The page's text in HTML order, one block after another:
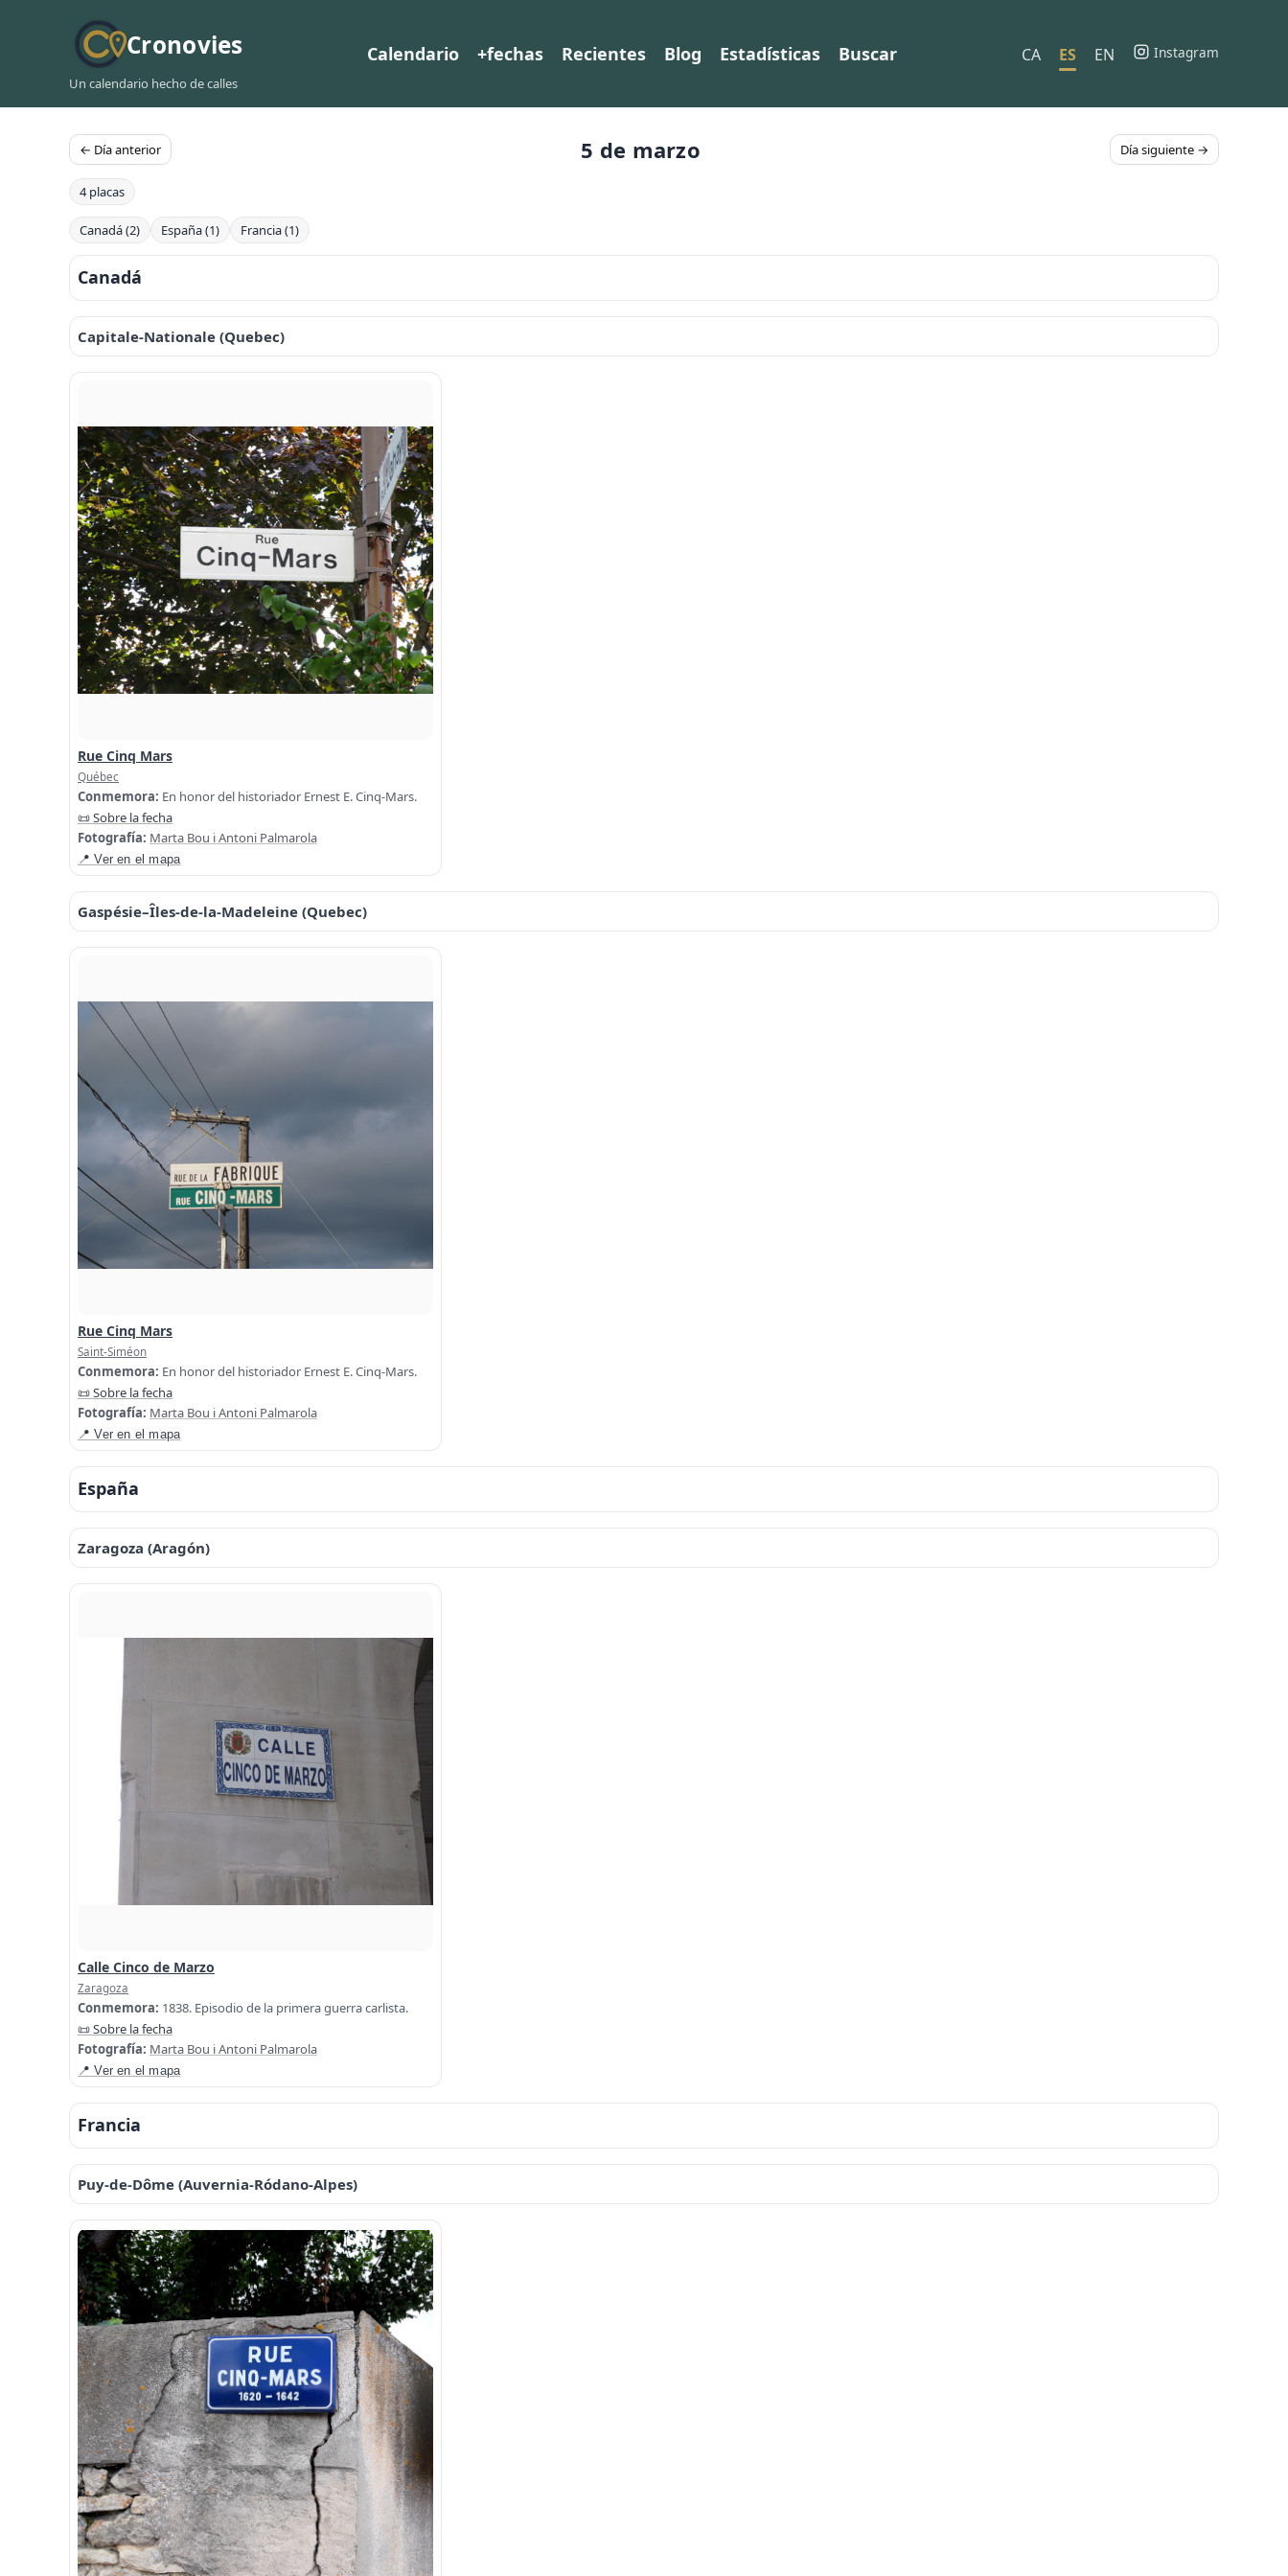
Cronovies
Un calendario hecho de calles
Calendario +fechas Recientes Blog Estadísticas Buscar CA ES EN Instagram
← Día anterior 5 de marzo Día siguiente →
4 placas
Canadá (2) España (1) Francia (1)
Canadá
Capitale-Nationale (Quebec)
Rue Cinq Mars
Québec
Conmemora: En honor del historiador Ernest E. Cinq-Mars.
📜 Sobre la fecha
Fotografía: Marta Bou i Antoni Palmarola
📍 Ver en el mapa
Gaspésie–Îles-de-la-Madeleine (Quebec)
Rue Cinq Mars
Saint-Siméon
Conmemora: En honor del historiador Ernest E. Cinq-Mars.
📜 Sobre la fecha
Fotografía: Marta Bou i Antoni Palmarola
📍 Ver en el mapa
España
Zaragoza (Aragón)
Calle Cinco de Marzo
Zaragoza
Conmemora: 1838. Episodio de la primera guerra carlista.
📜 Sobre la fecha
Fotografía: Marta Bou i Antoni Palmarola
📍 Ver en el mapa
Francia
Puy-de-Dôme (Auvernia-Ródano-Alpes)